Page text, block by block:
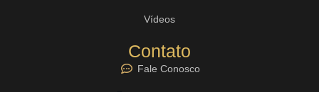
Vídeos
Contato
Fale Conosco